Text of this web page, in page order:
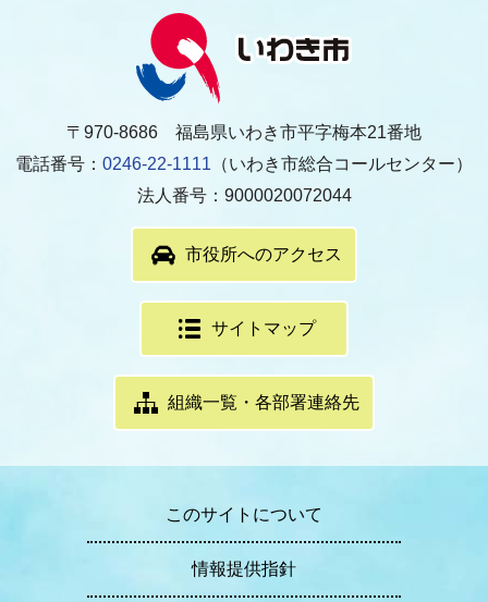
〒970-8686 福島県いわき市平字梅本21番地
電話番号： 0246-22-1111 （いわき市総合コールセンター）
法人番号：9000020072044
市役所へのアクセス
サイトマップ
組織一覧・各部署連絡先
このサイトについて
情報提供指針